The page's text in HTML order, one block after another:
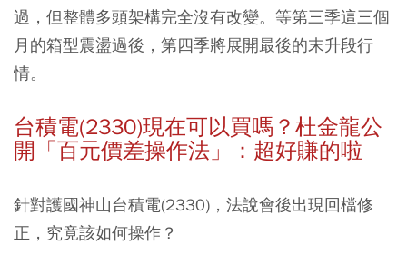
過，但整體多頭架構完全沒有改變。等第三季這三個
月的箱型震盪過後，第四季將展開最後的末升段行
情。
台積電(2330)現在可以買嗎？杜金龍公
開「百元價差操作法」：超好賺的啦
針對護國神山台積電(2330)，法說會後出現回檔修
正，究竟該如何操作？